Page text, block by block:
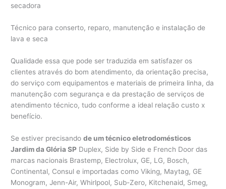
secadora
Técnico para conserto, reparo, manutenção e instalação de
lava e seca
Qualidade essa que pode ser traduzida em satisfazer os
clientes através do bom atendimento, da orientação precisa,
do serviço com equipamentos e materiais de primeira linha, da
manutenção com segurança e da prestação de serviços de
atendimento técnico, tudo conforme a ideal relação custo x
benefício.
Se estiver precisandode um técnico eletrodomésticos
Jardim da Glória SP Duplex, Side by Side e French Door das
marcas nacionais Brastemp, Electrolux, GE, LG, Bosch,
Continental, Consul e importadas como Viking, Maytag, GE
Monogram, Jenn-Air, Whirlpool, Sub-Zero, Kitchenaid, Smeg,